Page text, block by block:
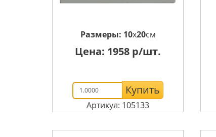
Размеры: 10x20см
Цена: 1958 р/шт.
Купить
Артикул: 105133